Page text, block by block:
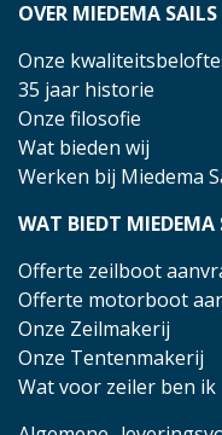
OVER MIEDEMA SAILS
Onze
35 jaar historie
Onze filosofie
Wat bieden wij
Werken bij Miedema
WAT BIEDT MIEDEMA
Offerte zeilboot
Offerte motorboot
Onze Zeilmakerij
Onze Tentenmakerij
Wat voor zeiler ben ik